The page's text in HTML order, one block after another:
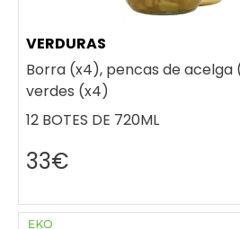
VERDURAS
Borra (x4), pencas de acelga
verdes (x4)
12 BOTES DE 720ML
33€